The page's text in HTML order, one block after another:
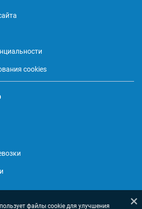
cookies
×
файлы cookie для улучшения